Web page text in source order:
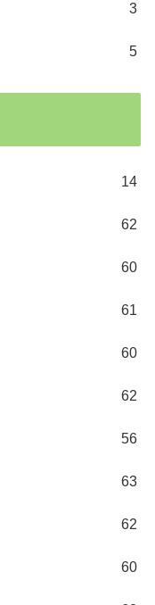
3
5
14
62
60
61
60
62
56
63
62
60